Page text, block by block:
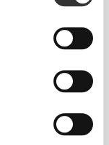
comodidad
FIBRA